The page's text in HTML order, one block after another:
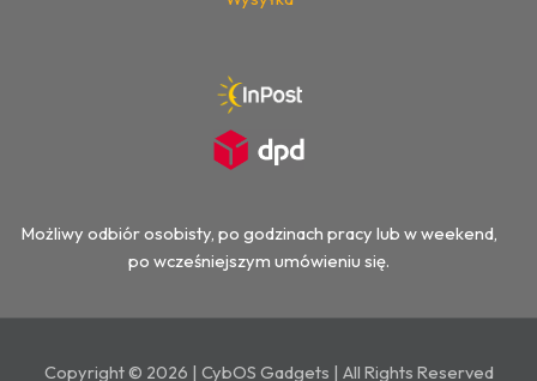
Możliwy odbiór osobisty, po godzinach pracy lub w weekend,
po wcześniejszym umówieniu się.
Copyright © 2026 | CybOS Gadgets | All Rights Reserved